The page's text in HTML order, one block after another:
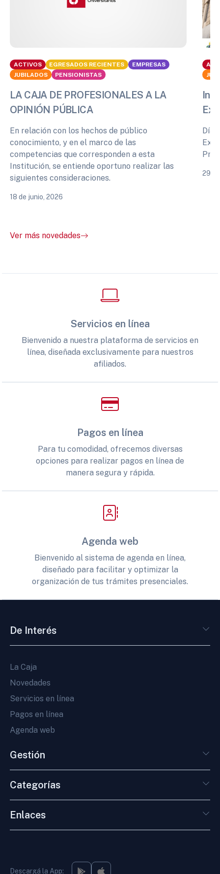
ACTIVOS EGRESADOS RECIENTES
EMPRESAS
JUBILADOS
PENSIONISTAS
LA CAJA DE PROFESIONALES A LA
OPINIÓN PÚBLICA
En relación con los hechos de público
conocimiento, y en el marco de las
competencias que corresponden a esta
Institución, se entiende oportuno realizar las
siguientes consideraciones.
18 de junio, 2026
29
Ver más novedades
Servicios en línea
Bienvenido a nuestra plataforma de servicios en
línea, diseñada exclusivamente para nuestros
afiliados.
Pagos en línea
Para tu comodidad, ofrecemos diversas
opciones para realizar pagos en línea de
manera segura y rápida.
Agenda web
Bienvenido al sistema de agenda en línea,
diseñado para facilitar y optimizar la
organización de tus trámites presenciales.
De Interés
La Caja
Novedades
Servicios en línea
Pagos en línea
Agenda web
Gestión
Categorías
Enlaces
Descargá la App: